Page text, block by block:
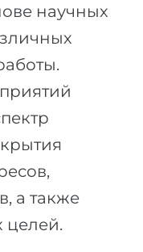
научных
а также
целей.